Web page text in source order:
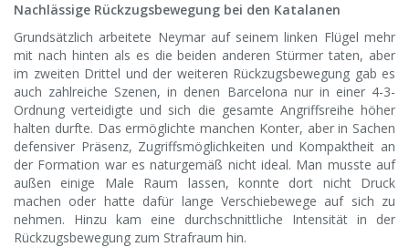
Nachlässige Rückzugsbewegung bei den Katalanen
Grundsätzlich arbeitete Neymar auf seinem linken Flügel mehr
mit nach hinten als es die beiden anderen Stürmer taten, aber
im zweiten Drittel und der weiteren Rückzugsbewegung gab es
auch zahlreiche Szenen, in denen Barcelona nur in einer 4-3-
Ordnung verteidigte und sich die gesamte Angriffsreihe höher
halten durfte. Das ermöglichte manchen Konter, aber in Sachen
defensiver Präsenz, Zugriffsmöglichkeiten und Kompaktheit an
der Formation war es naturgemäß nicht ideal. Man musste auf
außen einige Male Raum lassen, konnte dort nicht Druck
machen oder hatte dafür lange Verschiebewege auf sich zu
nehmen. Hinzu kam eine durchschnittliche Intensität in der
Rückzugsbewegung zum Strafraum hin.